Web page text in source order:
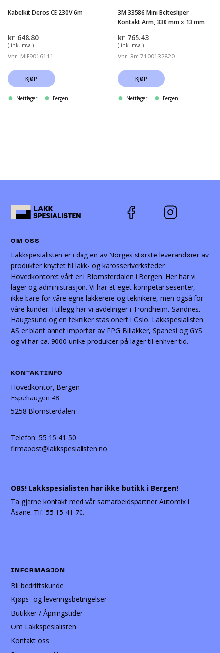
Kabelkit Deros CE 230V 6m
kr 648.80
( ink. mva )
Vnr: MIE9016111
KJØP
Nettlager Bergen
mm
13
mm
3M 33586 Mini Beltesliper
Kontakt Arm, 330 mm x 13 mm
kr 765.43
( ink. mva )
Vnr: 3m 7100132820
KJØP
Nettlager Bergen
OM OSS
Lakkspesialisten er i dag en av Norges største leverandører av
produkter knyttet til lakk- og karosseriverksteder.
Hovedkontoret vårt er i Blomsterdalen i Bergen. Her har vi
lager og administrasjon. Vi har et eget kompetansesenter,
ikke bare for våre egne lakkerere og teknikere, men også for
våre kunder. I tillegg har vi avdelinger i Trondheim, Sandnes,
Haugesund og en tekniker stasjonert i Oslo. Lakkspesialisten
AS er blant annet importør av PPG Billakker, Spanesi og GYS
og vi har ca. 9000 unike produkter på lager til enhver tid.
KONTAKTINFO
Hovedkontor, Bergen
Espehaugen 48
5258 Blomsterdalen
Telefon:55 15 41 50
firmapost@lakkspesialisten.no
OBS! Lakkspesialisten har ikke butikk i Bergen!
Ta gjerne kontakt med vår samarbeidspartner Automix i
Åsane. Tlf. 55 15 41 70.
INFORMASJON
Bli bedriftskunde
Kjøps- og leveringsbetingelser
Butikker / Åpningstider
Om Lakkspesialisten
Kontakt oss